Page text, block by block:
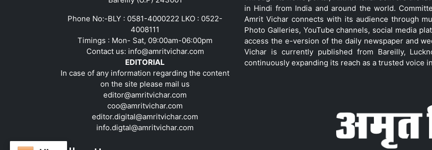
Phone No:-BLY : 0581-4000222 LKO : 0522-
4008111
Timings : Mon- Sat, 09:00am-06:00pm
Contact us: info@amritvichar.com
EDITORIAL
In case of any information regarding the content
on the site please mail us
editor@amritvichar.com
coo@amritvichar.com
editor.digital@amritvichar.com
info.digtal@amritvichar.com
in Hindi from India and around the world.
Amrit Vichar connects with its audience through
Photo Galleries, YouTube channels, social media
access the e-version of the daily newspaper and
Vichar is currently published from Bareilly,
continuously expanding its reach as a trusted voice